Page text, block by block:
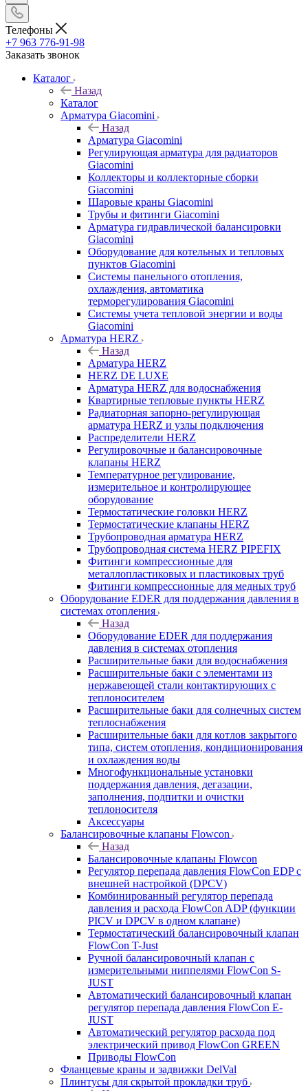
Телефоны
+7 963 776-91-98
Заказать звонок
Каталог
Назад
Каталог
Арматура Giacomini
Назад
Арматура Giacomini
Регулирующая арматура для радиаторов
Giacomini
Коллекторы и коллекторные сборки
Giacomini
Шаровые краны Giacomini
Трубы и фитинги Giacomini
Арматура гидравлической балансировки
Giacomini
Оборудование для котельных и тепловых
пунктов Giacomini
Системы панельного отопления,
охлаждения, автоматика
терморегулирования Giacomini
Системы учета тепловой энергии и воды
Giacomini
Арматура HERZ
Назад
Арматура HERZ
HERZ DE LUXE
Арматура HERZ для водоснабжения
Квартирные тепловые пункты HERZ
Радиаторная запорно-регулирующая
арматура HERZ и узлы подключения
Распределители HERZ
Регулировочные и балансировочные
клапаны HERZ
Температурное регулирование,
измерительное и контролирующее
оборудование
Термостатические головки HERZ
Термостатические клапаны HERZ
Трубопроводная арматура HERZ
Трубопроводная система HERZ PIPEFIX
Фитинги компрессионные для
металлопластиковых и пластиковых труб
Фитинги компрессионные для медных труб
Оборудование EDER для поддержания давления в
системах отопления
Назад
Оборудование EDER для поддержания
давления в системах отопления
Расширительные баки для водоснабжения
Расширительные баки с элементами из
нержавеющей стали контактирующих с
теплоносителем
Расширительные баки для солнечных систем
теплоснабжения
Расширительные баки для котлов закрытого
типа, систем отопления, кондиционирования
и охлаждения воды
Многофункциональные установки
поддержания давления, дегазации,
заполнения, подпитки и очистки
теплоносителя
Аксессуары
Балансировочные клапаны Flowcon
Назад
Балансировочные клапаны Flowcon
Регулятор перепада давления FlowСon EDP с
внешней настройкой (DPCV)
Комбинированный регулятор перепада
давления и расхода FlowСon ADP (функции
PICV и DPCV в одном клапане)
Термостатический балансировочный клапан
FlowСon T-Just
Ручной балансировочный клапан с
измерительными ниппелями FlowСon S-
JUST
Автоматический балансировочный клапан
регулятор перепада давления FlowСon E-
JUST
Автоматический регулятор расхода под
электрический привод FlowСon GREEN
Приводы FlowCon
Фланцевые краны и задвижки DelVal
Плинтусы для скрытой прокладки труб